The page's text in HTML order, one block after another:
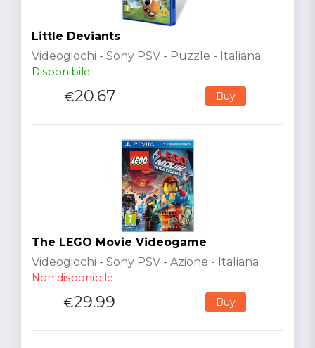
Little Deviants
Videogiochi - Sony PSV - Puzzle - Italiana
Disponibile
€20.67 Buy
The LEGO Movie Videogame
Videogiochi - Sony PSV - Azione - Italiana
Non disponibile
€29.99 Buy